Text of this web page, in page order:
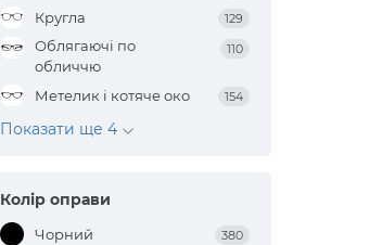
Кругла 129
Облягаючі по
обличчю
110
Метелик і котяче око 154
Показати ще 4
Колір оправи
Чорний 380